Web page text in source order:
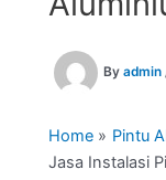
By admin
Home
Pintu
Jasa Instalasi